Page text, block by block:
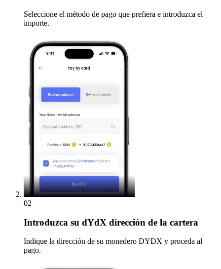
Seleccione el método de pago que prefiera e introduzca el
importe.
02
Introduzca su dYdX dirección de la cartera
Indique la dirección de su monedero DYDX y proceda al
pago.